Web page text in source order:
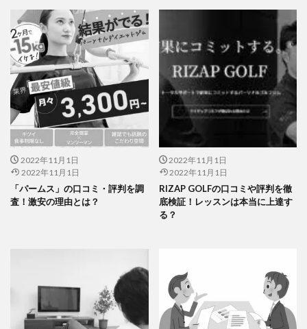
2022年11月1日
2022年11月1日
「パームス」の口コミ・評判を調
査！激安の理由とは？
2022年11月1日
2022年11月1日
RIZAP GOLFの口コミや評判を徹
底検証！レッスンは本当に上達す
る？